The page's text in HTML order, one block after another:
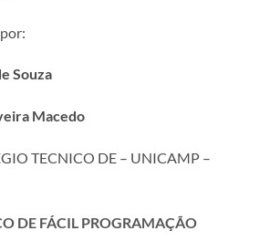
Souza
Macedo
TECNICO DE – UNICAMP –
DE FÁCIL PROGRAMAÇÃO